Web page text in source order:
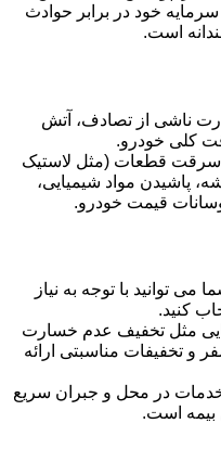
سرمایه خود در برابر حوادث
است.
ناشی از تصادف، آتش
کلی خودرو.
سرقت قطعات (مثل لاستیک
پاشیدن مواد شیمیایی،
قیمت خودرو.
می توانید با توجه به نیاز
کنید.
مثل تخفیف عدم خسارت
و تخفیفات مناسبتی ارائه
در محل و جبران سریع
بیمه است.